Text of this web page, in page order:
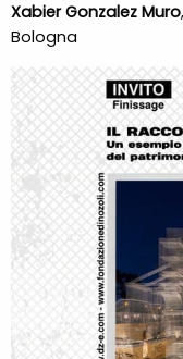
Xabier Gonzalez Muro
Bologna